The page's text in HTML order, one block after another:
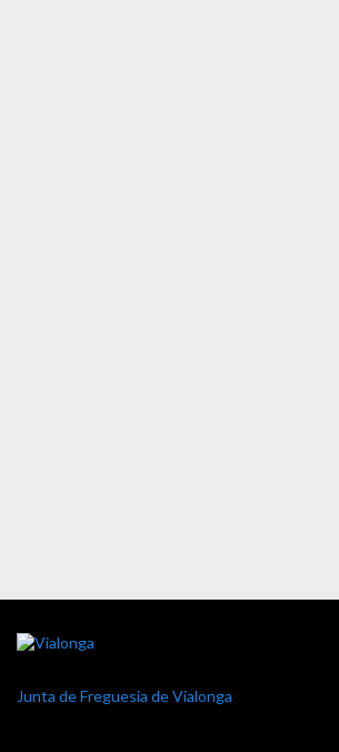
Junta de Freguesia de Vialonga